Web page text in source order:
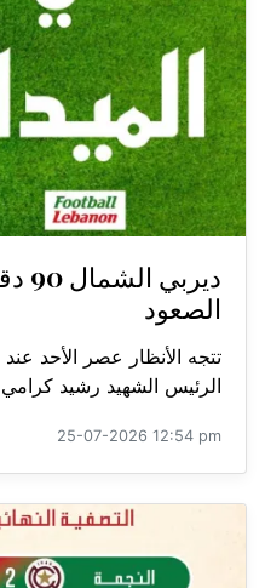
الصعود
تتجه الأنظار عصر الأحد
الرئيس الشهيد رشيد
25-07-2026 12:54 pm